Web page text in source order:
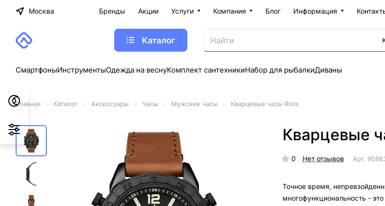
Москва Бренды Акции Услуги Компания Блог Информация
Каталог
СмартфоныИнструментыОдежда на веснуКомплект сантехникиНабор для рыбалкиДиваны
Главная Каталог Аксессуары Часы Мужские часы Кварцевые часы Rolis
Кварцевые
0 Нет отзывов Арт.
Точное время,
многофункциональность -